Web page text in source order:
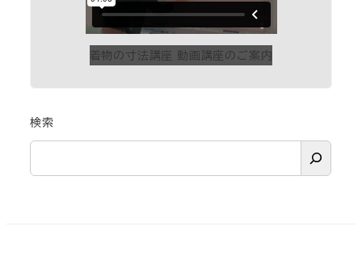
着物の寸法講座 動画講座のご案内
検索